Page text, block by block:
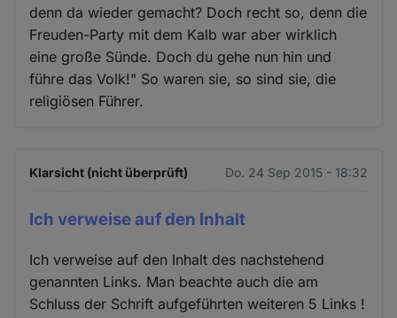
denn da wieder gemacht? Doch recht so, denn die
Freuden-Party mit dem Kalb war aber wirklich
eine große Sünde. Doch du gehe nun hin und
führe das Volk!" So waren sie, so sind sie, die
religiösen Führer.
Klarsicht (nicht überprüft) Do. 24 Sep 2015 - 18:32
Ich verweise auf den Inhalt
Ich verweise auf den Inhalt des nachstehend
genannten Links. Man beachte auch die am
Schluss der Schrift aufgeführten weiteren 5 Links !